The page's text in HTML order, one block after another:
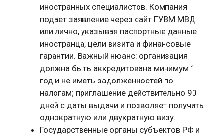
иностранных специалистов. Компания
подает заявление через сайт ГУВМ МВД
или лично, указывая паспортные данные
иностранца, цели визита и финансовые
гарантии. Важный нюанс: организация
должна быть аккредитована минимум 1
год и не иметь задолженностей по
налогам; приглашение действительно 90
дней с даты выдачи и позволяет получить
однократную или двукратную визу.
Государственные органы субъектов РФ и